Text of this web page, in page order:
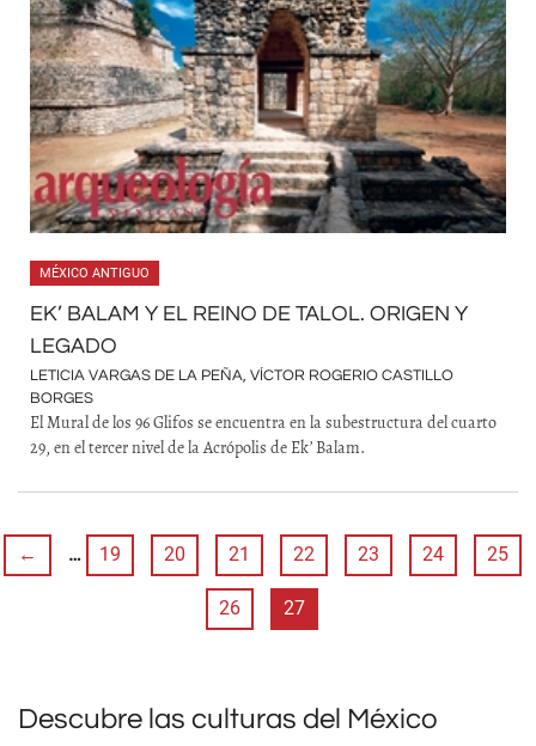
MÉXICO ANTIGUO
EK’ BALAM Y EL REINO DE TALOL. ORIGEN Y
LEGADO
LETICIA VARGAS DE LA PEÑA, VÍCTOR ROGERIO CASTILLO
BORGES
El Mural de los 96 Glifos se encuentra en la subestructura del cuarto
29, en el tercer nivel de la Acrópolis de Ek’ Balam.
← … 19 20 21 22 23 24 25
26 27
Descubre las culturas del México